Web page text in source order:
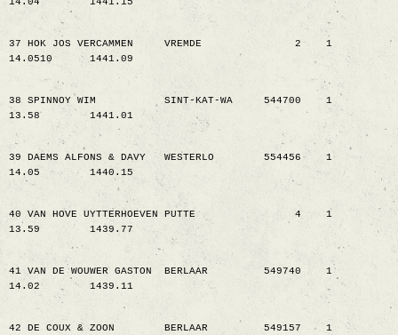
37 HOK JOS VERCAMMEN VREMDE 2
1
14.0510
1441.09
38 SPINNOY WIM SINT-KAT-WA 544700
1
13.58
1441.01
39 DAEMS ALFONS & DAVY WESTERLO 554456
1
14.05
1440.15
40 VAN HOVE UYTTERHOEVEN PUTTE 4
1
13.59
1439.77
41 VAN DE WOUWER GASTON BERLAAR 549740
1
14.02
1439.11
42 DE COUX & ZOON BERLAAR 549157
1